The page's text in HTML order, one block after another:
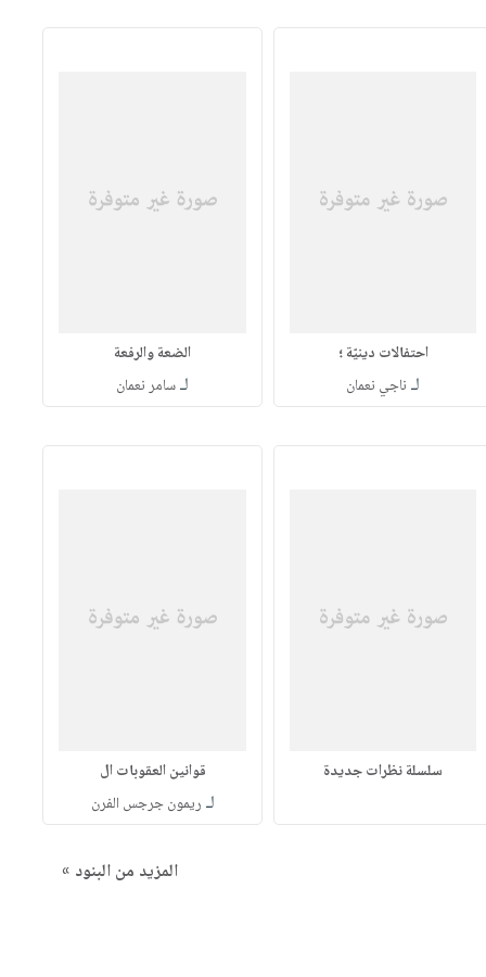
احتفالات دينيّة ؛
لـ ناجي نعمان
الضعة والرفعة
لـسامر نعمان
سلسلة نظرات جديدة قوانين العقوبات ال
لـ ريمون جرجس الفرن
المزيد من البنود »